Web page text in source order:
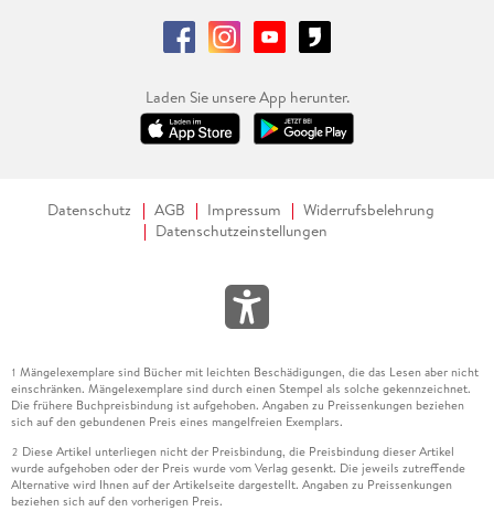
Laden Sie unsere App herunter.
Datenschutz AGB Impressum
Widerrufsbelehrung
Datenschutzeinstellungen
1 Mängelexemplare sind Bücher mit leichten Beschädigungen, die das Lesen aber nicht
einschränken. Mängelexemplare sind durch einen Stempel als solche gekennzeichnet.
Die frühere Buchpreisbindung ist aufgehoben. Angaben zu Preissenkungen beziehen
sich auf den gebundenen Preis eines mangelfreien Exemplars.
2 Diese Artikel unterliegen nicht der Preisbindung, die Preisbindung dieser Artikel
wurde aufgehoben oder der Preis wurde vom Verlag gesenkt. Die jeweils zutreffende
Alternative wird Ihnen auf der Artikelseite dargestellt. Angaben zu Preissenkungen
beziehen sich auf den vorherigen Preis.